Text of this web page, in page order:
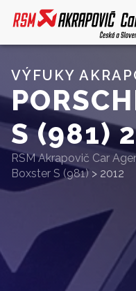
VÝFUKY
S (981)
RSM Akrapovič Car
Boxster S (981) > 2012